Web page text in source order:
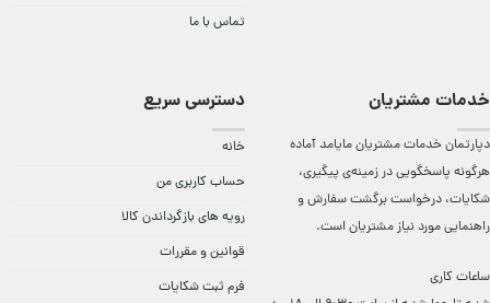
تماس با ما
خدمات مشتریان
دپارتمان خدمات مشتریان مایامد آماده
هرگونه پاسخگویی در زمینه‌ی پیگیری،
شکایات، درخواست برگشت سفارش و
راهنمایی مورد نیاز مشتریان است.
ساعات کاری
دسترسی سریع
خانه
حساب کاربری من
رویه های بازگرداندن کالا
قوانین و مقررات
فرم ثبت شکایات